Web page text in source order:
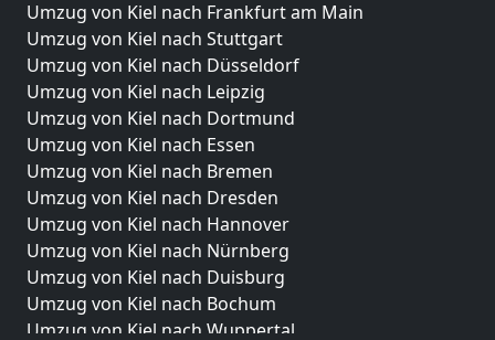
Umzug von Kiel nach Frankfurt am Main
Umzug von Kiel nach Stuttgart
Umzug von Kiel nach Düsseldorf
Umzug von Kiel nach Leipzig
Umzug von Kiel nach Dortmund
Umzug von Kiel nach Essen
Umzug von Kiel nach Bremen
Umzug von Kiel nach Dresden
Umzug von Kiel nach Hannover
Umzug von Kiel nach Nürnberg
Umzug von Kiel nach Duisburg
Umzug von Kiel nach Bochum
Umzug von Kiel nach Wuppertal